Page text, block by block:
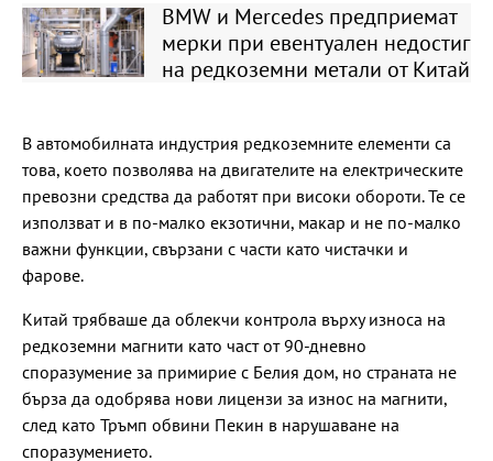
BMW и Mercedes предприемат
мерки при евентуален недостиг
на редкоземни метали от Китай
В автомобилната индустрия редкоземните елементи са
това, което позволява на двигателите на електрическите
превозни средства да работят при високи обороти. Те се
използват и в по-малко екзотични, макар и не по-малко
важни функции, свързани с части като чистачки и
фарове.
Китай трябваше да облекчи контрола върху износа на
редкоземни магнити като част от 90-дневно
споразумение за примирие с Белия дом, но страната не
бърза да одобрява нови лицензи за износ на магнити,
след като Тръмп обвини Пекин в нарушаване на
споразумението.